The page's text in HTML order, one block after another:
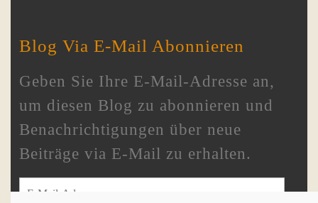
Blog Via E-Mail Abonnieren
Geben Sie Ihre E-Mail-Adresse an,
um diesen Blog zu abonnieren und
Benachrichtigungen über neue
Beiträge via E-Mail zu erhalten.
E-Mail-Adresse